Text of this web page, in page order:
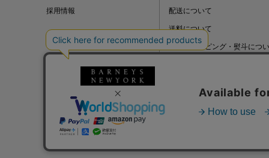
採用情報 配送について
送料について
ギフトラッピング・熨斗につ